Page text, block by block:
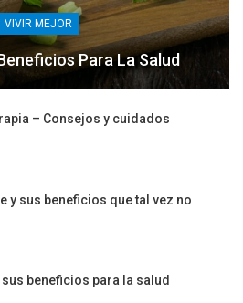
VIVIR MEJOR
Para La Salud
– Consejos y cuidados
y sus beneficios que tal vez no
sus beneficios para la salud